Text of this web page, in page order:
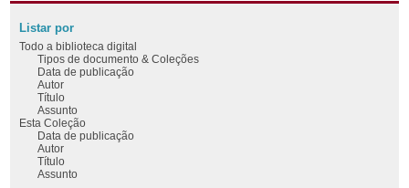
Listar por
Todo a biblioteca digital
Tipos de documento & Coleções
Data de publicação
Autor
Título
Assunto
Esta Coleção
Data de publicação
Autor
Título
Assunto